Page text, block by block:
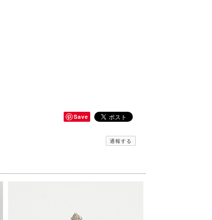
Save
通報する